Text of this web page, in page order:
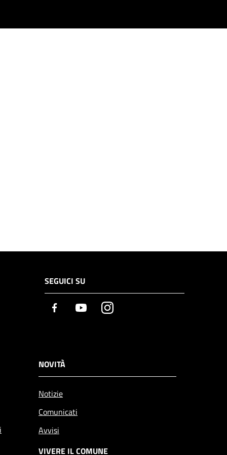
SEGUICI SU
Facebook YoutubeInstagram
NOVITÀ
Notizie
Comunicati
Avvisi
VIVERE IL COMUNE